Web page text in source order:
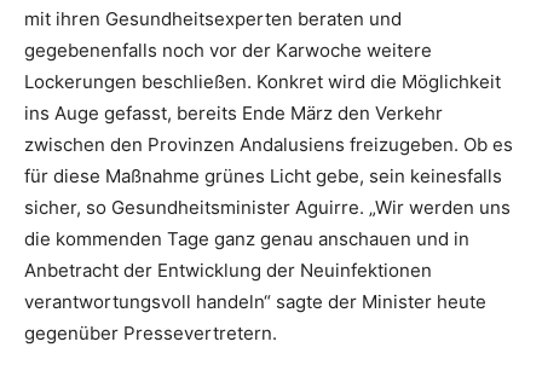
mit ihren Gesundheitsexperten beraten und
gegebenenfalls noch vor der Karwoche weitere
Lockerungen beschließen. Konkret wird die Möglichkeit
ins Auge gefasst, bereits Ende März den Verkehr
zwischen den Provinzen Andalusiens freizugeben. Ob es
für diese Maßnahme grünes Licht gebe, sein keinesfalls
sicher, so Gesundheitsminister Aguirre. „Wir werden uns
die kommenden Tage ganz genau anschauen und in
Anbetracht der Entwicklung der Neuinfektionen
verantwortungsvoll handeln“ sagte der Minister heute
gegenüber Pressevertretern.